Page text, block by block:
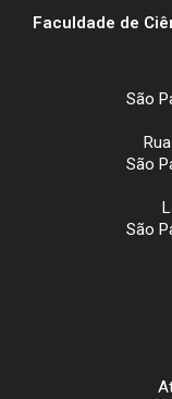
Faculdade de
São
São
São